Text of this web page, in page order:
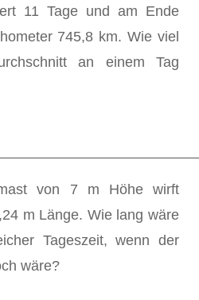
11 Tage und am Ende
745,8 km. Wie viel
an einem Tag
von 7 m Höhe wirft
m Länge. Wie lang wäre
Tageszeit, wenn der
wäre?